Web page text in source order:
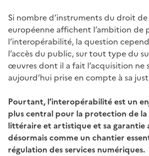
Si nombre d’instruments du droit de
européenne affichent l’ambition de
l’interopérabilité, la question
l’accès du public, sur tout type du
œuvres dont il a fait l’acquisition ne
aujourd’hui prise en compte à sa
Pourtant, l’interopérabilité est un
plus central pour la protection de
littéraire et artistique et sa garantie
désormais comme un chantier
régulation des services numériques.